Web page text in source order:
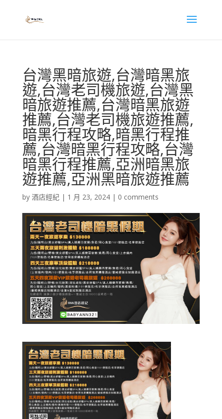
台灣黑暗旅遊,台灣暗黑旅
遊,台灣老司機旅遊,台灣黑
暗旅遊推薦,台灣暗黑旅遊
推薦,台灣老司機旅遊推薦,
暗黑行程攻略,暗黑行程推
薦,台灣暗黑行程攻略,台灣
暗黑行程推薦,亞洲暗黑旅
遊推薦,亞洲黑暗旅遊推薦
by 酒店經紀| 1 月 23, 2024| 0 comments